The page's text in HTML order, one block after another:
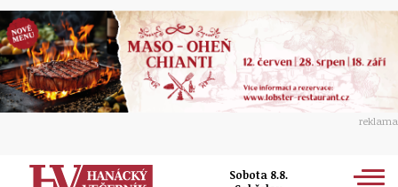
reklama
Sobota 8.8.